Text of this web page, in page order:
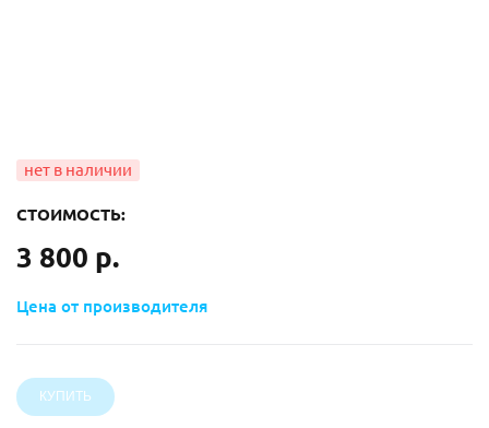
СТОИМОСТЬ:
3 800 р.
Цена от производителя